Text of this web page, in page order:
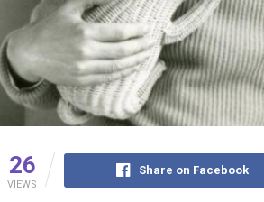
26
VIEWS
Share on Facebook